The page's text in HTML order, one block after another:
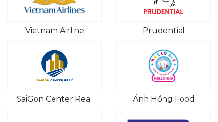
Vietnam Airline Prudential
SaiGon Center Real Ánh Hồng Food